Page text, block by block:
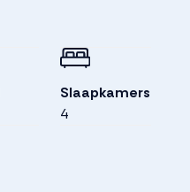
Slaapkamers
4